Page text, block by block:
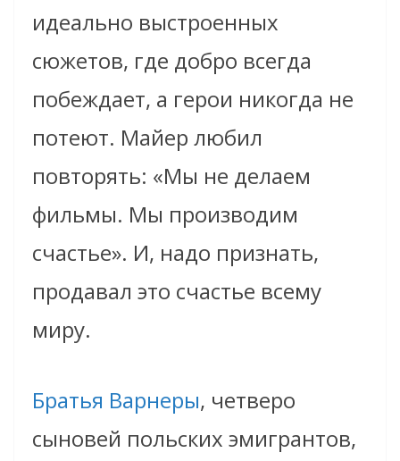
идеально выстроенных
сюжетов, где добро всегда
побеждает, а герои никогда не
потеют. Майер любил
повторять: «Мы не делаем
фильмы. Мы производим
счастье». И, надо признать,
продавал это счастье всему
миру.
Братья Варнеры, четверо
сыновей польских эмигрантов,